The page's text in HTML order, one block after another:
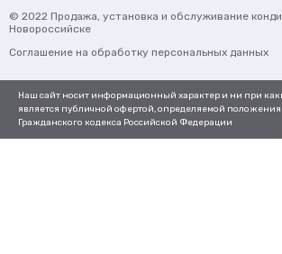
© 2022 Продажа, установка и обслуживание
Новороссийске
Соглашение на обработку персональных данных
Наш сайт носит информационный характер и ни при
является публичной офертой, определяемой
Гражданского кодекса Российской Федерации